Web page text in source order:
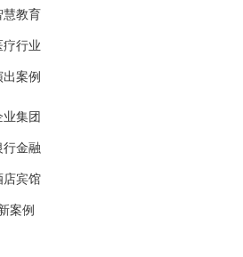
慧教育
疗行业
出案例
业集团
行金融
店宾馆
案例
多功能厅、报告厅、剧场剧院、体育场馆
工程师团队在线及时响应需求！
功能厅/礼堂/报告厅